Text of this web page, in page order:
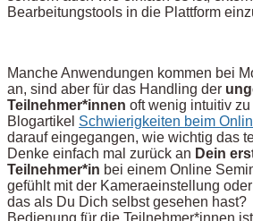
Bearbeitungstools in die Plattform
Manche Anwendungen kommen bei
an, sind aber für das Handling der
Teilnehmer*innen oft wenig intuitiv
Blogartikel Schwierigkeiten beim
darauf eingegangen, wie wichtig das
Denke einfach mal zurück an Dein
Teilnehmer*in bei einem Online
gefühlt mit der Kameraeinstellung
das als Du Dich selbst gesehen
Bedienung für die Teilnehmer*innen